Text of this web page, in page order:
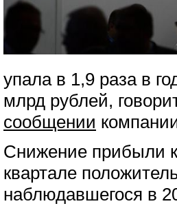
упала в 1,9 раза в
млрд рублей,
сообщении
Снижение прибыли
квартале
наблюдавшегося в